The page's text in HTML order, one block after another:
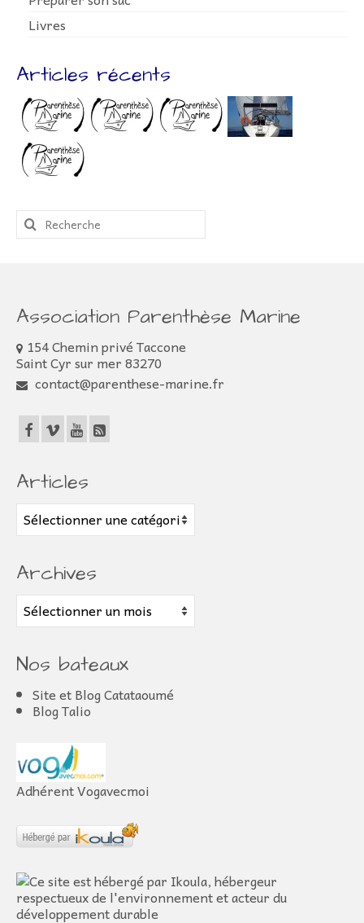
Livres
Articles récents
Rechercher
:
Association Parenthèse Marine
154 Chemin privé Taccone
Saint Cyr sur mer 83270
contact@parenthese-marine.fr
Articles
Articles
Archives
Archives
Nos bateaux
Site et Blog Catataoumé
Blog Talio
Adhérent Vogavecmoi